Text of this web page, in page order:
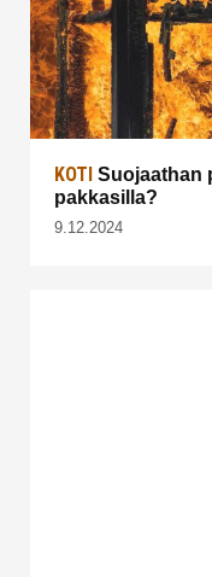
KOTI Suojaathan
pakkasilla?
9.12.2024